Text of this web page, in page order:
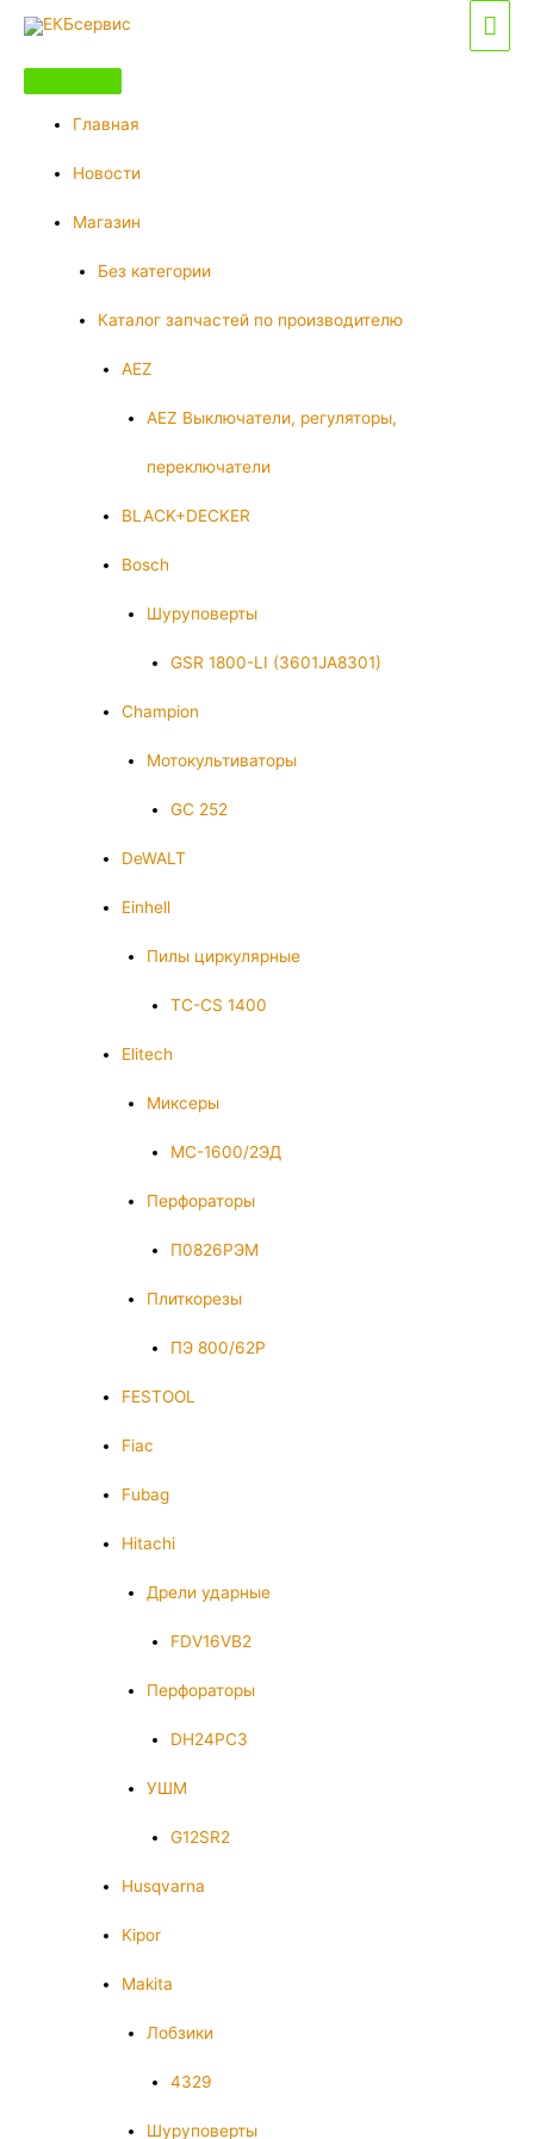
Перейти
содержимому
Главная
Новости
Магазин
Без категории
Каталог запчастей по производителю
AEZ
AEZ Выключатели, регуляторы,
переключатели
BLACK+DECKER
Bosch
Шуруповерты
GSR 1800-LI (3601JA8301)
Champion
Мотокультиваторы
GC 252
DeWALT
Einhell
Пилы циркулярные
TC-CS 1400
Elitech
Миксеры
МС-1600/2ЭД
Перфораторы
П0826РЭМ
Плиткорезы
ПЭ 800/62Р
FESTOOL
Fiac
Fubag
Hitachi
Дрели ударные
FDV16VB2
Перфораторы
DH24PC3
УШМ
G12SR2
Husqvarna
Kipor
Makita
Лобзики
4329
Шуруповерты